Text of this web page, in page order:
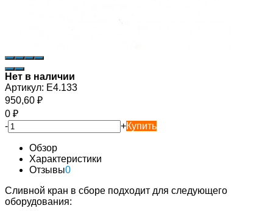
Нет в наличии
Артикул: E4.133
950,60 ₽
0 ₽
-
+Купить
Обзор
Характеристики
Отзывы0
Сливной кран в сборе подходит для следующего
оборудования: